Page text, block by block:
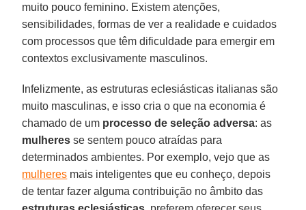
muito pouco feminino. Existem atenções,
sensibilidades, formas de ver a realidade e cuidados
com processos que têm dificuldade para emergir em
contextos exclusivamente masculinos.
Infelizmente, as estruturas eclesiásticas italianas são
muito masculinas, e isso cria o que na economia é
chamado de um processo de seleção adversa: as
mulheres se sentem pouco atraídas para
determinados ambientes. Por exemplo, vejo que as
mulheres mais inteligentes que eu conheço, depois
de tentar fazer alguma contribuição no âmbito das